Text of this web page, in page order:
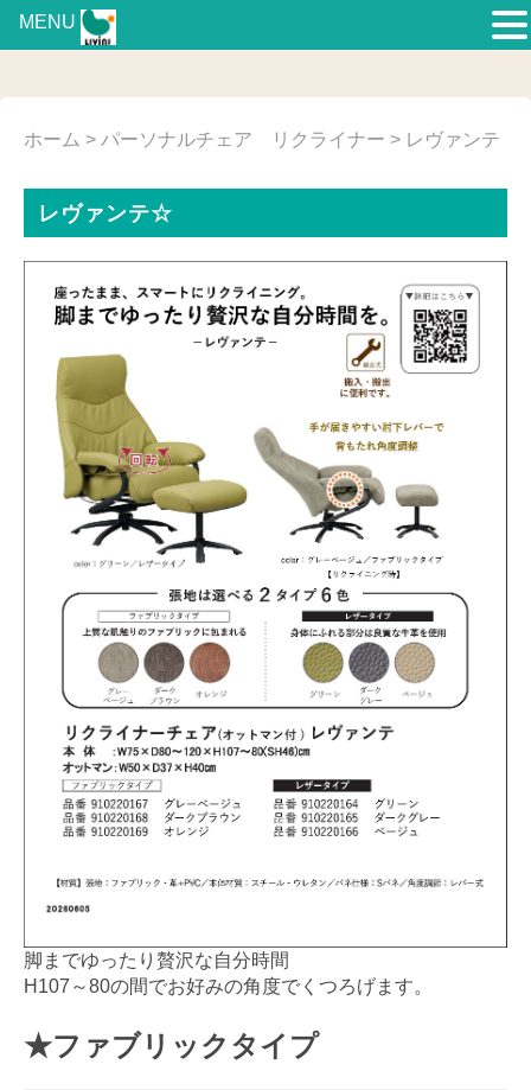
ホーム > パーソナルチェア リクライナー > レヴァンテ
レヴァンテ☆
脚までゆったり贅沢な自分時間
H107～80の間でお好みの角度でくつろげます。
★ファブリックタイプ
MENU